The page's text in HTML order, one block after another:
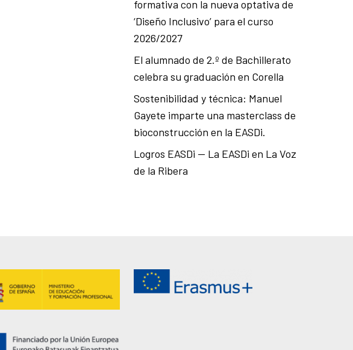
formativa con la nueva optativa de
‘Diseño Inclusivo’ para el curso
2026/2027
El alumnado de 2.º de Bachillerato
celebra su graduación en Corella
Sostenibilidad y técnica: Manuel
Gayete imparte una masterclass de
bioconstrucción en la EASDi.
Logros EASDi — La EASDi en La Voz
de la Ribera